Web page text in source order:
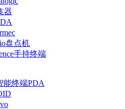
器
盘点机
手持终端
能终端PDA